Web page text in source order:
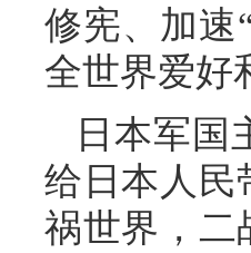
修宪、加速
全世界爱好
日本军国
给日本人民
祸世界，二